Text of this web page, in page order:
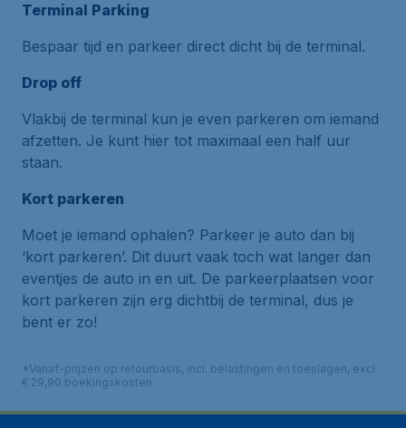
Terminal Parking
Bespaar tijd en parkeer direct dicht bij de terminal.
Drop off
Vlakbij de terminal kun je even parkeren om iemand
afzetten. Je kunt hier tot maximaal een half uur
staan.
Kort parkeren
Moet je iemand ophalen? Parkeer je auto dan bij
‘kort parkeren’. Dit duurt vaak toch wat langer dan
eventjes de auto in en uit. De parkeerplaatsen voor
kort parkeren zijn erg dichtbij de terminal, dus je
bent er zo!
*Vanaf-prijzen op retourbasis, incl. belastingen en toeslagen, excl.
€ 29,90 boekingskosten.